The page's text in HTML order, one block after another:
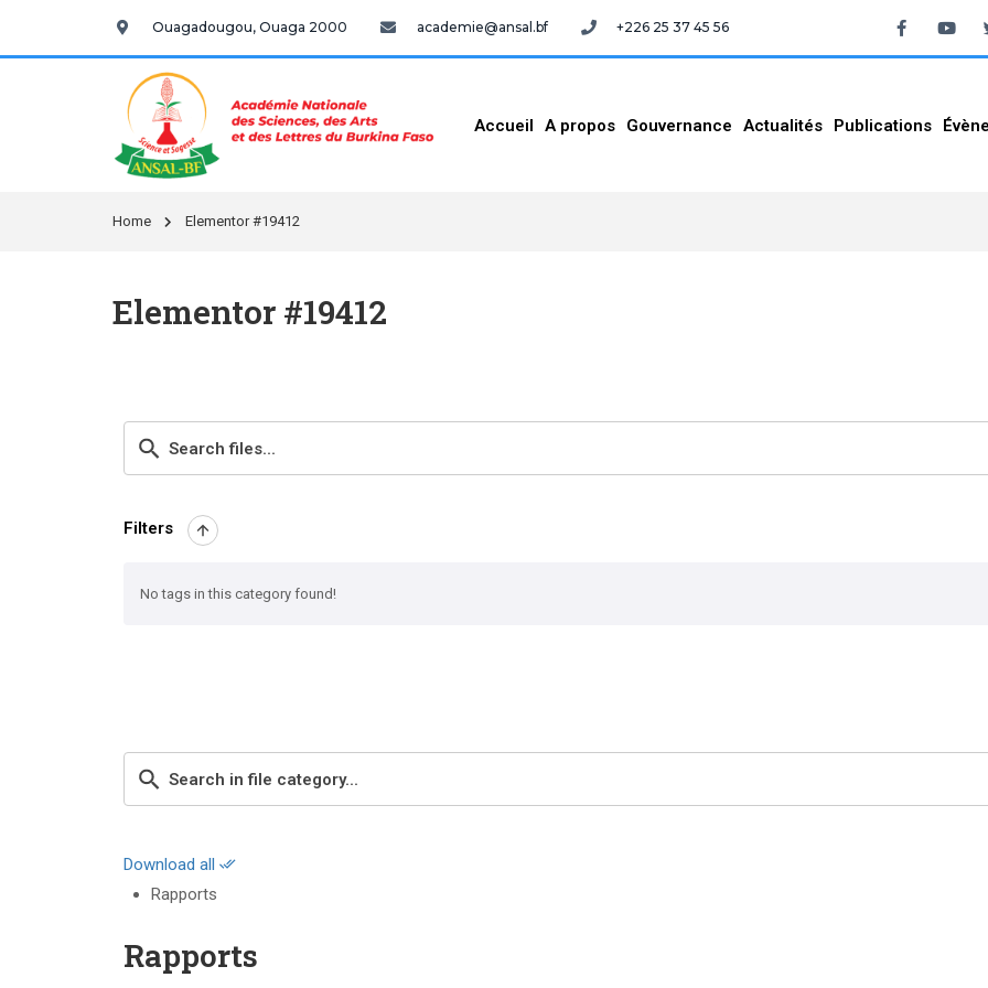
Ouagadougou, Ouaga 2000 academie@ansal.bf +226 25 37 45 56
Accueil A propos Gouvernance Actualités Publications
Home Elementor #19412
Elementor #19412
Filters
No tags in this category found!
Download all
Rapports
Rapports